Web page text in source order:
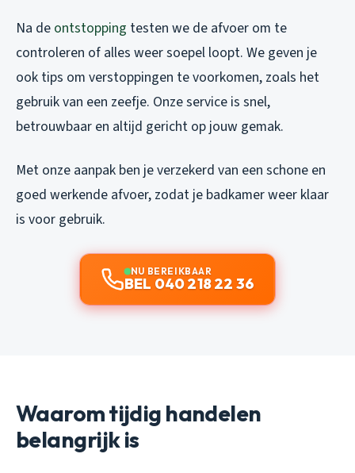
Na de ontstopping testen we de afvoer om te
controleren of alles weer soepel loopt. We geven je
ook tips om verstoppingen te voorkomen, zoals het
gebruik van een zeefje. Onze service is snel,
betrouwbaar en altijd gericht op jouw gemak.
Met onze aanpak ben je verzekerd van een schone en
goed werkende afvoer, zodat je badkamer weer klaar
is voor gebruik.
NU BEREIKBAAR
BEL 040 218 22 36
Waarom tijdig handelen
belangrijk is